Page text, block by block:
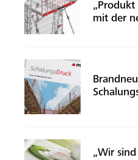
„Produkt
mit der
„Wir